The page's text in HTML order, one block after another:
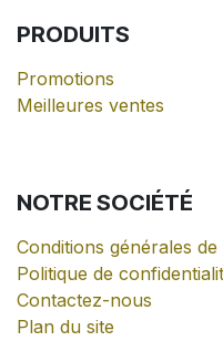
PRODUITS
Promotions
Meilleures ventes
NOTRE SOCIÉTÉ
Conditions générales
Politique de
Contactez-nous
Plan du site